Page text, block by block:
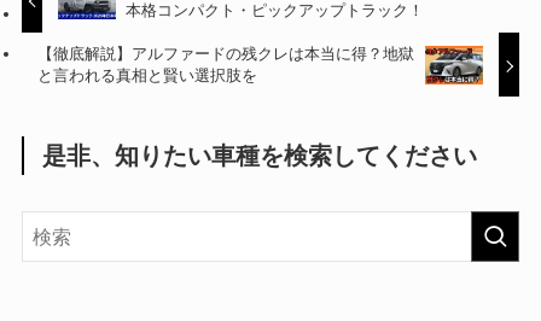
本格コンパクト・ピックアップトラック！
【徹底解説】アルファードの残クレは本当に得？地獄
と言われる真相と賢い選択肢を
是非、知りたい車種を検索してください